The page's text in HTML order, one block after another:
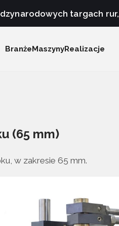
targach rur,
BranżeMaszynyRealizacje
(65 mm)
w zakresie 65 mm.